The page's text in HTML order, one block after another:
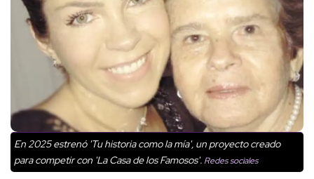
En 2025 estrenó 'Tu historia como la mía', un proyecto creado
para competir con 'La Casa de los Famosos'. Redes sociales